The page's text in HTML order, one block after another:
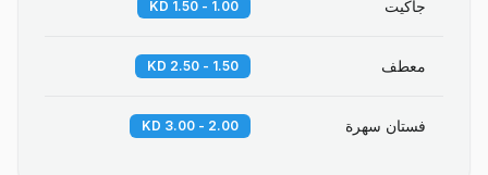
جاكيت 1.00 - 1.50 KD
معطف 1.50 - 2.50 KD
فستان سهرة 2.00 - 3.00 KD